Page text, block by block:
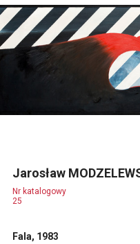
Jarosław
Nr katalogowy
25
Fala, 1983